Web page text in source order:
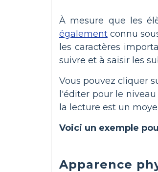
À mesure que les
également connu
les caractères
suivre et à saisir les
Vous pouvez cliquer
l'éditer pour le
la lecture est un
Voici un exemple
Apparence